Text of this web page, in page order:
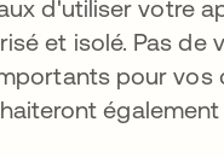
d'utiliser votre
et isolé. Pas de
pour vos